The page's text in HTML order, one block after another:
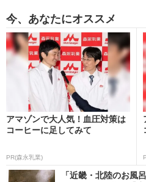
今、あなたにオススメ
アマゾンで大人気！血圧対策は
コーヒーに足してみて
PR(森永乳業)
「近畿・北陸のお風